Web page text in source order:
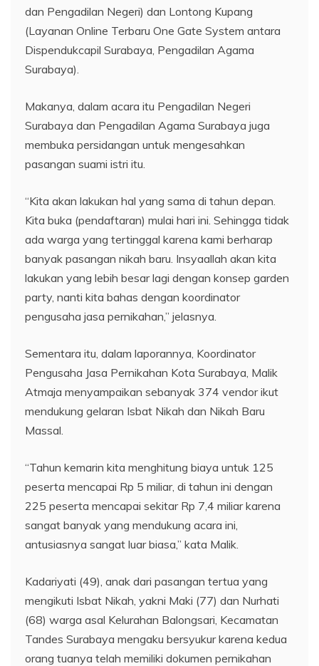
dan Pengadilan Negeri) dan Lontong Kupang
(Layanan Online Terbaru One Gate System antara
Dispendukcapil Surabaya, Pengadilan Agama
Surabaya).
Makanya, dalam acara itu Pengadilan Negeri
Surabaya dan Pengadilan Agama Surabaya juga
membuka persidangan untuk mengesahkan
pasangan suami istri itu.
“Kita akan lakukan hal yang sama di tahun depan.
Kita buka (pendaftaran) mulai hari ini. Sehingga tidak
ada warga yang tertinggal karena kami berharap
banyak pasangan nikah baru. Insyaallah akan kita
lakukan yang lebih besar lagi dengan konsep garden
party, nanti kita bahas dengan koordinator
pengusaha jasa pernikahan,” jelasnya.
Sementara itu, dalam laporannya, Koordinator
Pengusaha Jasa Pernikahan Kota Surabaya, Malik
Atmaja menyampaikan sebanyak 374 vendor ikut
mendukung gelaran Isbat Nikah dan Nikah Baru
Massal.
“Tahun kemarin kita menghitung biaya untuk 125
peserta mencapai Rp 5 miliar, di tahun ini dengan
225 peserta mencapai sekitar Rp 7,4 miliar karena
sangat banyak yang mendukung acara ini,
antusiasnya sangat luar biasa,” kata Malik.
Kadariyati (49), anak dari pasangan tertua yang
mengikuti Isbat Nikah, yakni Maki (77) dan Nurhati
(68) warga asal Kelurahan Balongsari, Kecamatan
Tandes Surabaya mengaku bersyukur karena kedua
orang tuanya telah memiliki dokumen pernikahan